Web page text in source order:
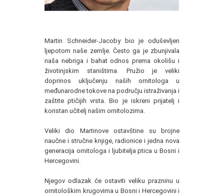
Martin Schneider-Jacoby bio je oduševljen
ljepotom naše zemlje. Često ga je zbunjivala
naša nebriga i bahat odnos prema okolišu i
životinjskim staništima. Pružio je veliki
doprinos uključenju naših ornitologa u
međunarodne tokove na području istraživanja i
zaštite ptičijih vrsta. Bio je iskreni prijatelj i
koristan učitelj našim ornitolozima.
Veliki dio Martinove ostavštine su brojne
naučne i stručne knjige, radionice i jedna nova
generacija ornitologa i ljubitelja ptica u Bosni i
Hercegovini.
Njegov odlazak će ostaviti veliku prazninu u
ornitološkim krugovima u Bosni i Hercegovini i